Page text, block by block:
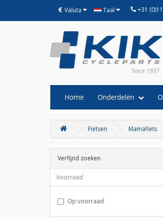
€ Valuta Taal +31
Home Onderdelen
Fietsen Mamafiets
Verfijnd zoeken
Voorraad
Op voorraad